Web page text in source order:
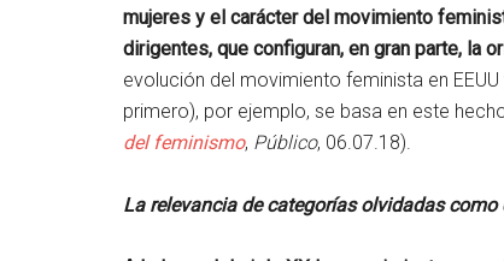
mujeres y el carácter del movimiento
dirigentes, que configuran, en gran parte, la
evolución del movimiento feminista en
primero), por ejemplo, se basa en este
del feminismo, Público, 06.07.18).
La relevancia de categorías olvidadas